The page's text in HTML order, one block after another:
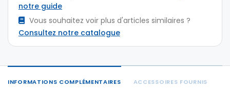
notre guide
Vous souhaitez voir plus d'articles similaires ?
Consultez notre catalogue
INFORMATIONS COMPLÉMENTAIRES ACCESSOIRES FOURNIS